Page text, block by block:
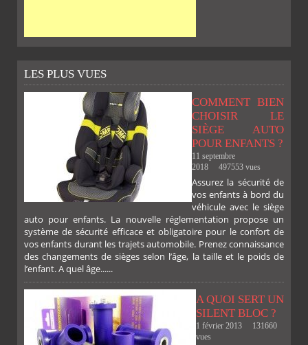
LES PLUS VUES
COMMENT BIEN
CHOISIR LE
SIÈGE AUTO
POUR ENFANTS ?
11 septembre
2018
497553 vues
Assurez la sécurité de
vos enfants à bord du
véhicule avec le siège
auto pour enfants. La nouvelle réglementation propose un
système de sécurité efficace et obligatoire pour le confort de
vos enfants durant les trajets automobile. Prenez connaissance
des changements de sièges selon l’âge, la taille et le poids de
l’enfant. A quel âge......
A QUOI SERT UN
SILENT BLOC ?
1 février 2013
131660
vues